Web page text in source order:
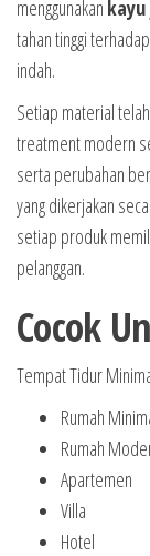
menggunakan
tahan tinggi
indah.
Setiap material
treatment modern
serta perubahan
yang dikerjakan
setiap produk
pelanggan.
Cocok
Tempat Tidur
Rumah
Rumah
Apartemen
Villa
Hotel